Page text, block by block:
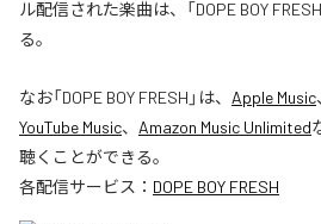
ル配信された楽曲は、「DOPE BOY
る。
なお「DOPE BOY FRESH 」は、 Apple Music
YouTube Music、 Amazon Music Unlimited
聴くことができる。
各配信サービス： DOPE BOY FRESH